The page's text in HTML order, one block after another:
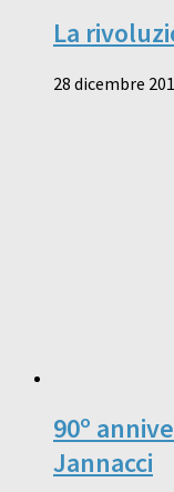
La
28 dicembre
90º
Jannacci